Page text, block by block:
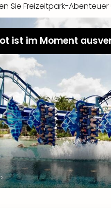
Sie Freizeitpark-
ist im Moment